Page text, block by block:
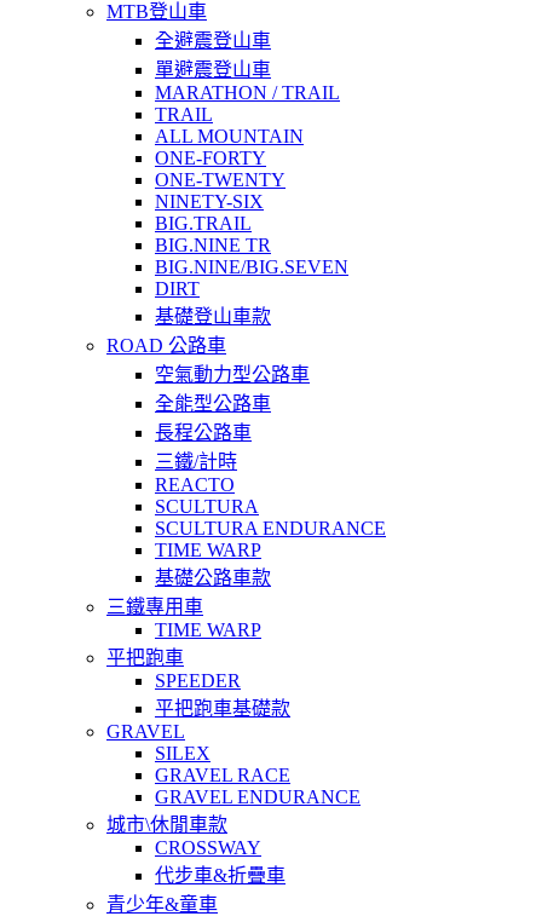
MTB登山車
全避震登山車
單避震登山車
MARATHON / TRAIL
TRAIL
ALL MOUNTAIN
ONE-FORTY
ONE-TWENTY
NINETY-SIX
BIG.TRAIL
BIG.NINE TR
BIG.NINE/BIG.SEVEN
DIRT
基礎登山車款
ROAD 公路車
空氣動力型公路車
全能型公路車
長程公路車
三鐵/計時
REACTO
SCULTURA
SCULTURA ENDURANCE
TIME WARP
基礎公路車款
三鐵專用車
TIME WARP
平把跑車
SPEEDER
平把跑車基礎款
GRAVEL
SILEX
GRAVEL RACE
GRAVEL ENDURANCE
城市\休閒車款
CROSSWAY
代步車&折疊車
青少年&童車